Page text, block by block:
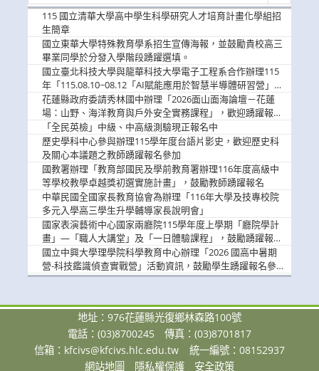
115 國立清華大學高中學生科學研究人才培育計畫化學組招
生簡章
國立東華大學特殊教育學系招生宣傳海報，並鼓勵貴校高三
畢業同學於分發入學階段踴躍選填。
國立臺北科技大學與龍華科技大學電子工程系合作辦理115
年「115.08.10~08.12「AI賦能應用於智慧半導體研習營」，
歡迎學生踴躍報名參加
花蓮縣政府委請秀林國中辦理「2026面山面海論壇－花蓮
場：山野、海洋教育與戶外安全實務課程」，歡迎踴躍報名
參加
「全民英檢」中級、中高級測驗現正報名中
歷史學科中心參與辦理115學年度台語片影史，歡迎歷史科
及關心本議題之教師踴躍報名參加
國教署辦理「教育部國民及學前教育署辦理116年度高級中
等學校教學卓越獎初選實施計畫」，鼓勵教師踴躍報名
中華民國全國家長教育協會為辦理「116年大學及技專校院
多元入學高三學生升學輔導家長說明會」
國家表演藝術中心國家兩廳院115學年度上學期「廳院學計
畫」—「職人大講堂」及「一日體驗課程」，鼓勵踴躍報名
參與。
國立中興大學理學院科學教育中心辦理「2026 國高中暑期
營-科技鑑識偵查實戰營」活動資訊，鼓勵學生踴躍報名參
加。
地址：976花蓮縣光復鄉林森路100號
電話：(03)8700245
傳真：(03)8701817
信箱： kfcivs@kfcivs.hlc.edu.tw
統一編號：08152937
網站地圖
隱私權保護 安全政策